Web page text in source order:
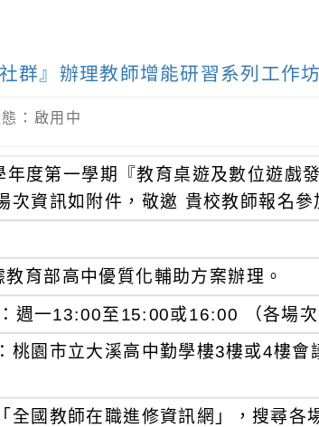
群』辦理教師增能研習系列工作坊
：啟用中
年度第一學期『教育桌遊及數位遊戲
次資訊如附件，敬邀 貴校教師報名參
教育部高中優質化輔助方案辦理。
週一13:00至15:00或16:00 （各場
桃園市立大溪高中勤學樓3樓或4樓
全國教師在職進修資訊網」，搜尋各